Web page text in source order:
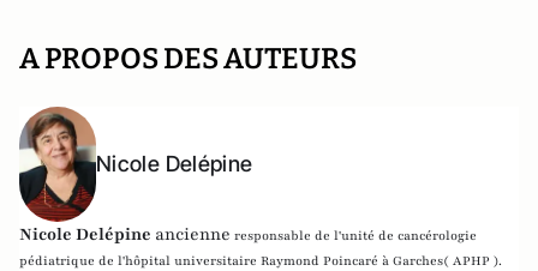
A PROPOS DES AUTEURS
Nicole Delépine
Nicole Delépine ancienne responsable de l'unité de cancérologie
pédiatrique de l'hôpital universitaire Raymond Poincaré à Garches( APHP ).